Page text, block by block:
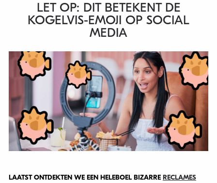
LET OP: DIT BETEKENT DE
KOGELVIS-EMOJI OP SOCIAL
MEDIA
LAATST ONTDEKTEN WE EEN HELEBOEL BIZARRE RECLAMES